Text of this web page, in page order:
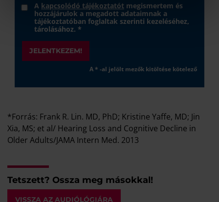
A kapcsolódó tájékoztatót megismertem és
hozzájárulok a megadott adataimnak a
tájékoztatóban foglaltak szerinti kezeléséhez,
tárolásához. *
JELENTKEZEM!
A * -al jelölt mezők kitöltése kötelező
*Forrás: Frank R. Lin. MD, PhD; Kristine Yaffe, MD; Jin
Xia, MS; et al/ Hearing Loss and Cognitive Decline in
Older Adults/JAMA Intern Med. 2013
Tetszett? Ossza meg másokkal!
VISSZA AZ AUDIÓLÓGIÁRA